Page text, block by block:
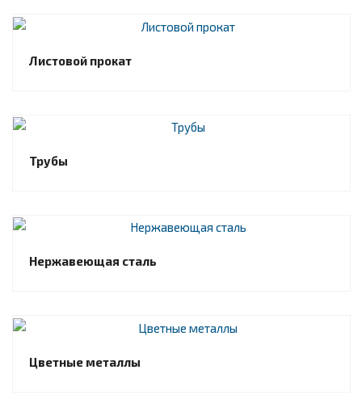
Листовой прокат
Трубы
Нержавеющая сталь
Цветные металлы